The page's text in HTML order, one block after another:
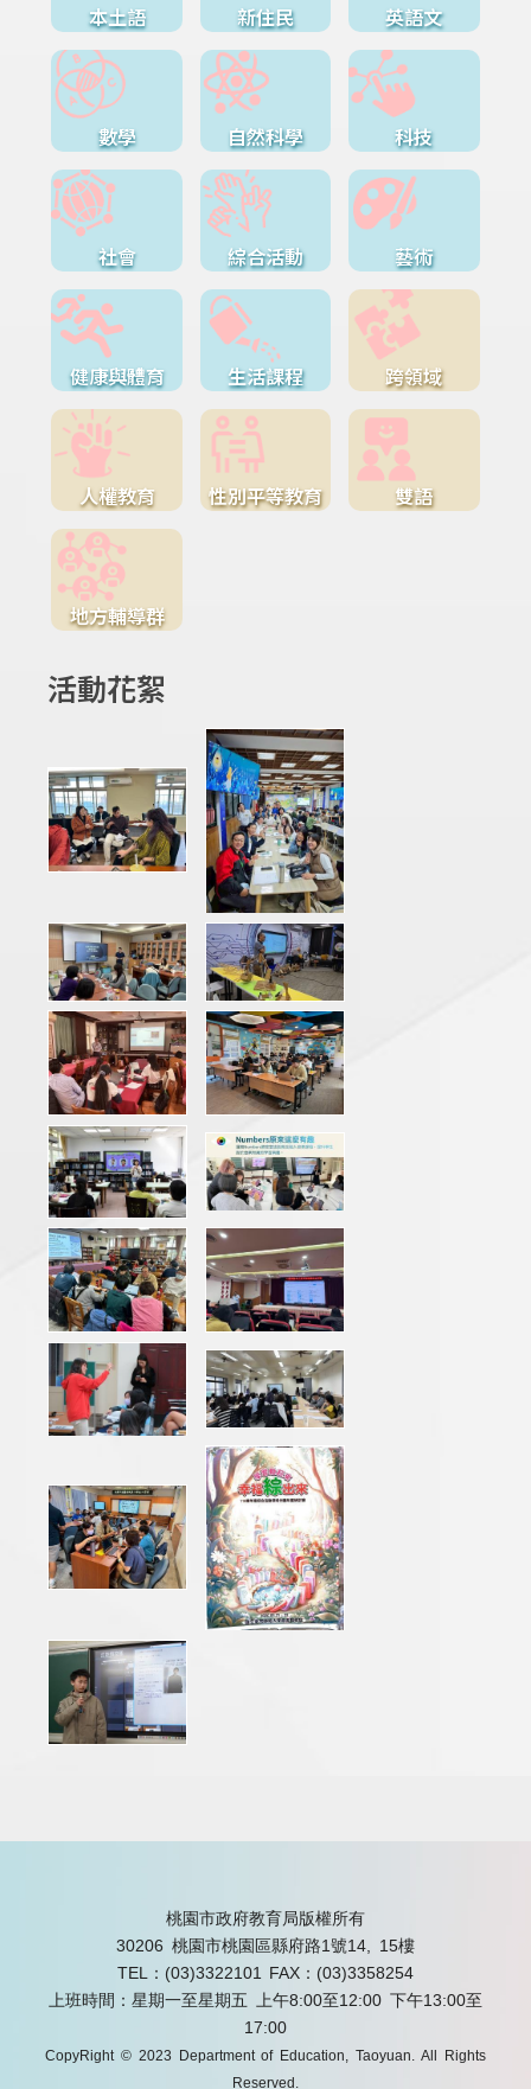
本土語 新住民 英語文
數學 自然科學 科技
社會 綜合活動 藝術
健康與體育 生活課程 跨領域
人權教育 性別平等教育 雙語
地方輔導群
活動花絮
桃園市政府教育局版權所有
30206 桃園市桃園區縣府路1號14, 15樓
TEL：(03)3322101
FAX：(03)3358254
上班時間：星期一至星期五 上午8:00至12:00 下午13:00至
17:00
CopyRight © 2023 Department of Education, Taoyuan. All Rights
Reserved.